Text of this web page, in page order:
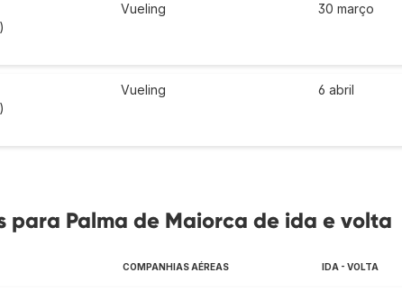
Vueling 30 março
Vueling 6 abril
para Palma de Maiorca de ida e volta
COMPANHIAS AÉREAS IDA - VOLTA